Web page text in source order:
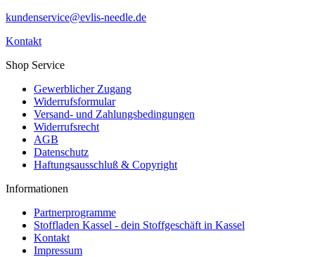
kundenservice@evlis-needle.de
Kontakt
Shop Service
Gewerblicher Zugang
Widerrufsformular
Versand- und Zahlungsbedingungen
Widerrufsrecht
AGB
Datenschutz
Haftungsausschluß & Copyright
Informationen
Partnerprogramme
Stoffladen Kassel - dein Stoffgeschäft in Kassel
Kontakt
Impressum